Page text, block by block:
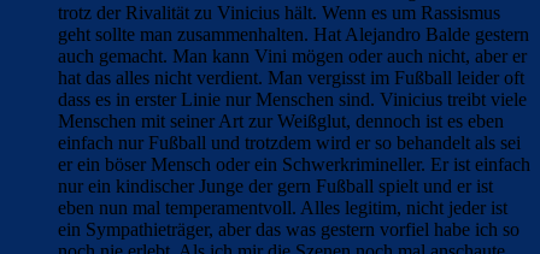
trotz der Rivalität zu Vinicius hält. Wenn es um Rassismus
geht sollte man zusammenhalten. Hat Alejandro Balde gestern
auch gemacht. Man kann Vini mögen oder auch nicht, aber er
hat das alles nicht verdient. Man vergisst im Fußball leider oft
dass es in erster Linie nur Menschen sind. Vinicius treibt viele
Menschen mit seiner Art zur Weißglut, dennoch ist es eben
einfach nur Fußball und trotzdem wird er so behandelt als sei
er ein böser Mensch oder ein Schwerkrimineller. Er ist einfach
nur ein kindischer Junge der gern Fußball spielt und er ist
eben nun mal temperamentvoll. Alles legitim, nicht jeder ist
ein Sympathieträger, aber das was gestern vorfiel habe ich so